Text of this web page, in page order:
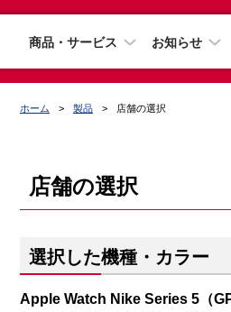
商品・サービス お知らせ
ホーム 製品 店舗の選択
店舗の選択
選択した機種・カラー
Apple Watch Nike Series 5（